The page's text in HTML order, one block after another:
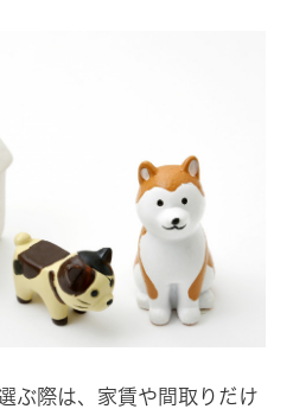
ぶ際は、家賃や間取りだけ